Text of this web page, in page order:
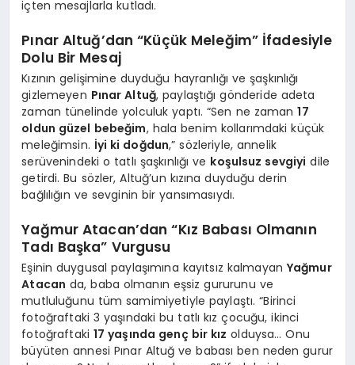
içten mesajlarla kutladı.
Pınar Altuğ’dan “Küçük Meleğim” İfadesiyle
Dolu Bir Mesaj
Kızının gelişimine duyduğu hayranlığı ve şaşkınlığı
gizlemeyen Pınar Altuğ, paylaştığı gönderide adeta
zaman tünelinde yolculuk yaptı. “Sen ne zaman17
oldun güzel bebeğim, hala benim kollarımdaki küçük
meleğimsin. İyi ki doğdun,” sözleriyle, annelik
serüvenindeki o tatlı şaşkınlığı ve koşulsuz sevgiyi dile
getirdi. Bu sözler, Altuğ’un kızına duyduğu derin
bağlılığın ve sevginin bir yansımasıydı.
Yağmur Atacan’dan “Kız Babası Olmanın
Tadı Başka” Vurgusu
Eşinin duygusal paylaşımına kayıtsız kalmayan Yağmur
Atacan da, baba olmanın eşsiz gururunu ve
mutluluğunu tüm samimiyetiyle paylaştı. “Birinci
fotoğraftaki 3 yaşındaki bu tatlı kız çocuğu, ikinci
fotoğraftaki 17 yaşında genç bir kız olduysa… Onu
büyüten annesi Pınar Altuğ ve babası ben neden gurur